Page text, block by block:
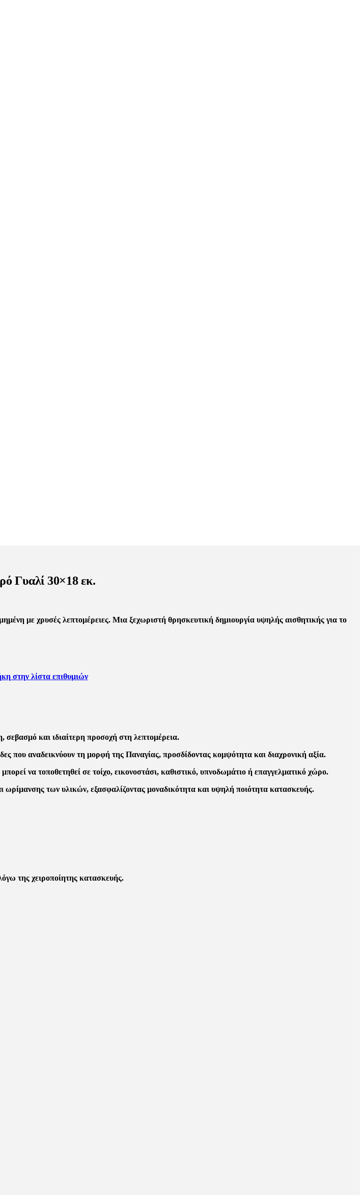
Γυαλί 30×18 εκ.
με χρυσές λεπτομέρειες. Μια ξεχωριστή θρησκευτική δημιουργία υψηλής αισθητικής για το
στην λίστα επιθυμιών
και ιδιαίτερη προσοχή στη λεπτομέρεια.
που αναδεικνύουν τη μορφή της Παναγίας, προσδίδοντας κομψότητα και διαχρονική αξία.
να τοποθετηθεί σε τοίχο, εικονοστάσι, καθιστικό, υπνοδωμάτιο ή επαγγελματικό χώρο.
ωρίμανσης των υλικών, εξασφαλίζοντας μοναδικότητα και υψηλή ποιότητα κατασκευής.
της χειροποίητης κατασκευής.